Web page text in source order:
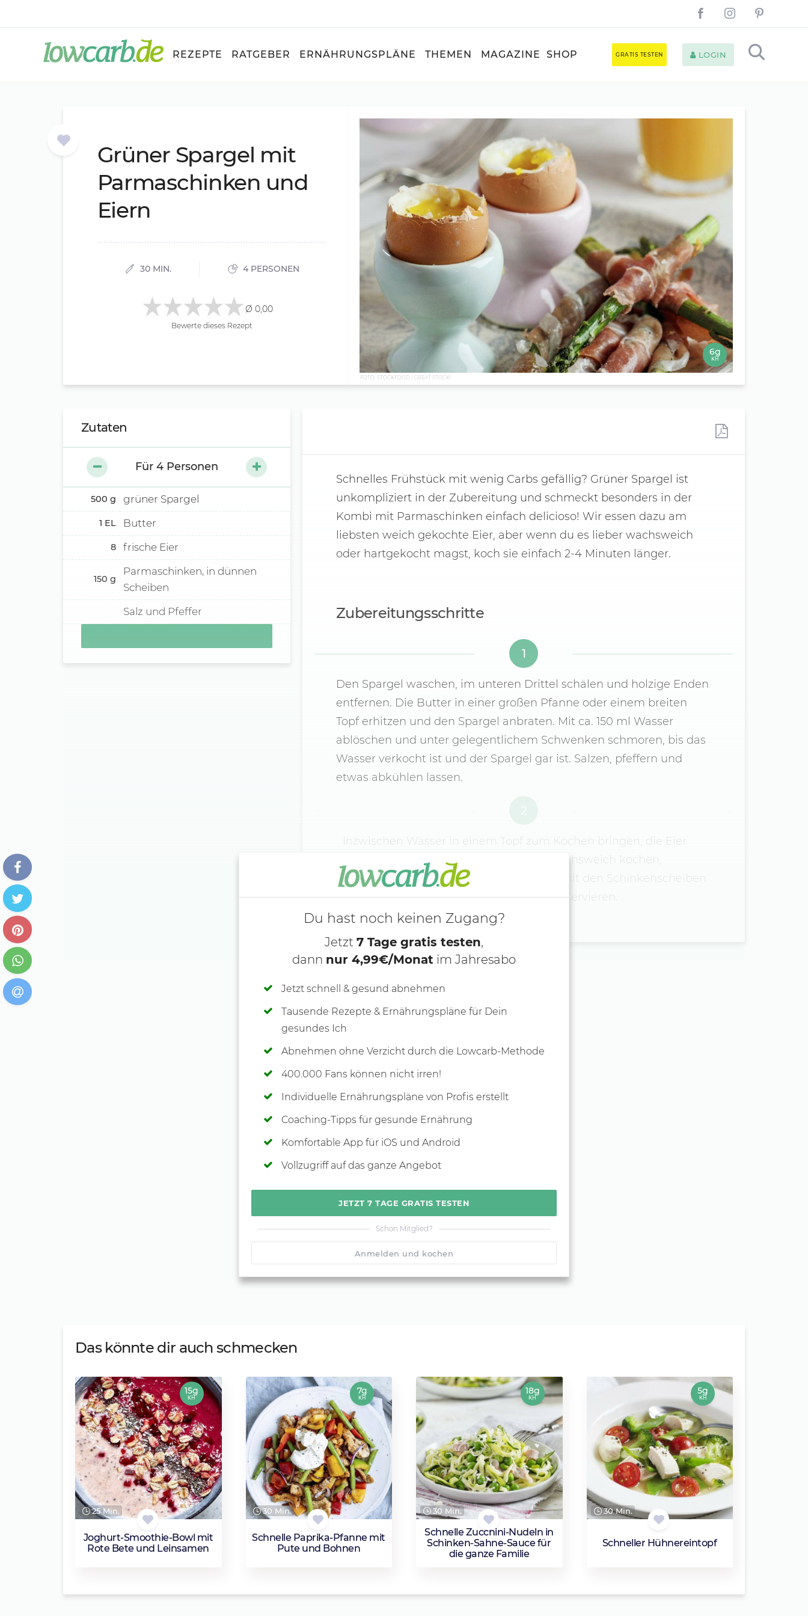
REZEPTE RATGEBER ERNÄHRUNGSPLÄNE THEMEN MAGAZINE SHOP GRATIS TESTEN LOGIN
FOTO: STOCKFOOD / GREAT STOCK!
6g
KH
Grü­ner Spar­gel mit
Par­ma­schin­ken und
Ei­ern
30 MIN. 4 PERSONEN
Ø 0,00
Bewerte dieses Rezept
Schnelles Frühstück mit wenig Carbs gefällig? Grüner Spargel ist
unkompliziert in der Zubereitung und schmeckt besonders in der
Kombi mit Parmaschinken einfach delicioso! Wir essen dazu am
liebsten weich gekochte Eier, aber wenn du es lieber wachsweich
oder hartgekocht magst, koch sie einfach 2-4 Minuten länger.
Zubereitungsschritte
1
Den Spargel waschen, im unteren Drittel schälen und holzige Enden
entfernen. Die Butter in einer großen Pfanne oder einem breiten
Topf erhitzen und den Spargel anbraten. Mit ca. 150 ml Wasser
ablöschen und unter gelegentlichem Schwenken schmoren, bis das
Wasser verkocht ist und der Spargel gar ist. Salzen, pfeffern und
etwas abkühlen lassen.
Inzwischen Wasser in einem Topf zum Kochen bringen, die Eier
vorsichtig hinzufügen, knapp 6 1/2 Min. wachsweich kochen,
abgießen und abschrecken. Den Spargel mit den Schinkenscheiben
umwickeln und zusammen mit den Eiern servieren.
Zutaten
Für 4 Personen
500 g grüner Spargel
1 EL Butter
8 frische Eier
150 g
Parmaschinken, in dünnen
Scheiben
Salz und Pfeffer
Du hast noch keinen Zugang?
Jetzt 7 Tage gratis testen,
dann nur 4,99€/Monat im Jahresabo
Jetzt schnell & gesund abnehmen
Tausende Rezepte & Ernährungspläne für Dein
gesundes Ich
Abnehmen ohne Verzicht durch die Lowcarb-Methode
400.000 Fans können nicht irren!
Individuelle Ernährungspläne von Profis erstellt
Coaching-Tipps für gesunde Ernährung
Komfortable App für iOS und Android
Vollzugriff auf das ganze Angebot
JETZT 7 TAGE GRATIS TESTEN
Schon Mitglied?
Anmelden und kochen
Das könnte dir auch schmecken
25 Min.
Joghurt-Smoothie-Bowl mit
Rote Bete und Leinsamen
15g
KH
30 Min.
Schnelle Paprika-Pfanne mit
Pute und Bohnen
7g
KH
30 Min.
Schnelle Zucchini-Nudeln in
Schinken-Sahne-Sauce für
die ganze Familie
18g
KH
30 Min.
Schneller Hühnereintopf
5g
KH